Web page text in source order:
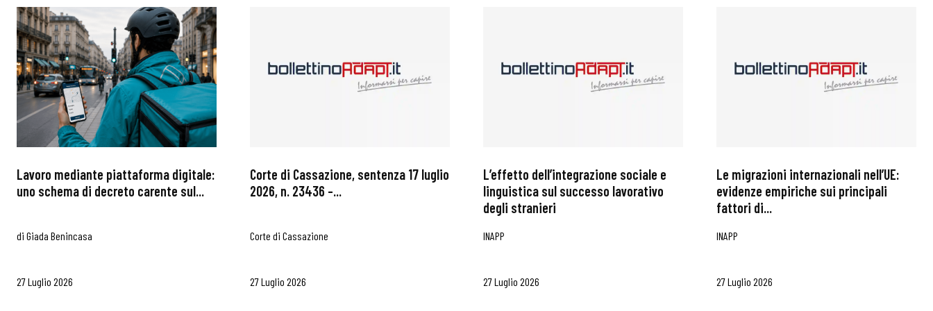
Lavoro mediante piattaforma digitale:
uno schema di decreto carente sul...
di Giada Benincasa
27 Luglio 2026
Corte di Cassazione, sentenza 17 luglio
2026, n. 23436 –...
Corte di Cassazione
27 Luglio 2026
L’effetto dell’integrazione sociale e
linguistica sul successo lavorativo
degli stranieri
INAPP
27 Luglio 2026
Le migrazioni internazionali nell’UE:
evidenze empiriche sui principali
fattori di...
INAPP
27 Luglio 2026